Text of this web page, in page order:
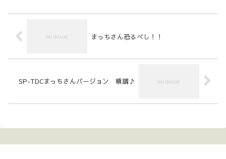
まっちさん恐るべし！！
SP-TDCまっちさんバージョン 順調♪